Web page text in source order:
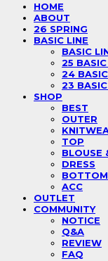
HOME
ABOUT
26 SPRING
BASIC LINE
BASIC
25 BASIC
24
23
SHOP
BEST
OUTER
TOP
BLOUSE
DRESS
BOTTOM
ACC
OUTLET
COMMUNITY
NOTICE
Q&A
REVIEW
FAQ